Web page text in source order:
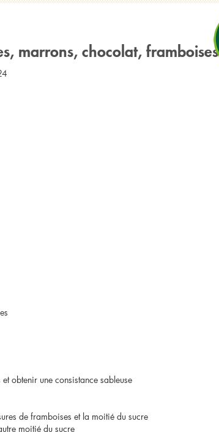
marrons, chocolat, framboises
obtenir une consistance sableuse
de framboises et la moitié du sucre
moitié du sucre